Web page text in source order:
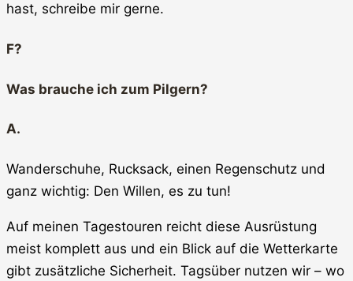
hast, schreibe mir gerne.
F?
Was brauche ich zum Pilgern?
A.
Wanderschuhe, Rucksack, einen Regenschutz und
ganz wichtig: Den Willen, es zu tun!
Auf meinen Tagestouren reicht diese Ausrüstung
meist komplett aus und ein Blick auf die Wetterkarte
gibt zusätzliche Sicherheit. Tagsüber nutzen wir – wo